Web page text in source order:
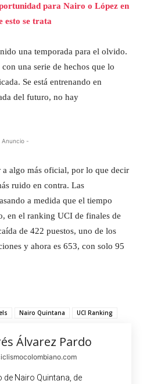
para Nairo o López en
esto se trata
una temporada para el olvido.
una serie de hechos que lo
Se está entrenando en
del futuro, no hay
Anuncio -
a algo más oficial, por lo que decir
ruido en contra. Las
a medida que el tiempo
en el ranking UCI de finales de
de 422 puestos, uno de los
y ahora es 653, con solo 95
Nairo Quintana UCI Ranking
Álvarez Pardo
de Nairo Quintana, de